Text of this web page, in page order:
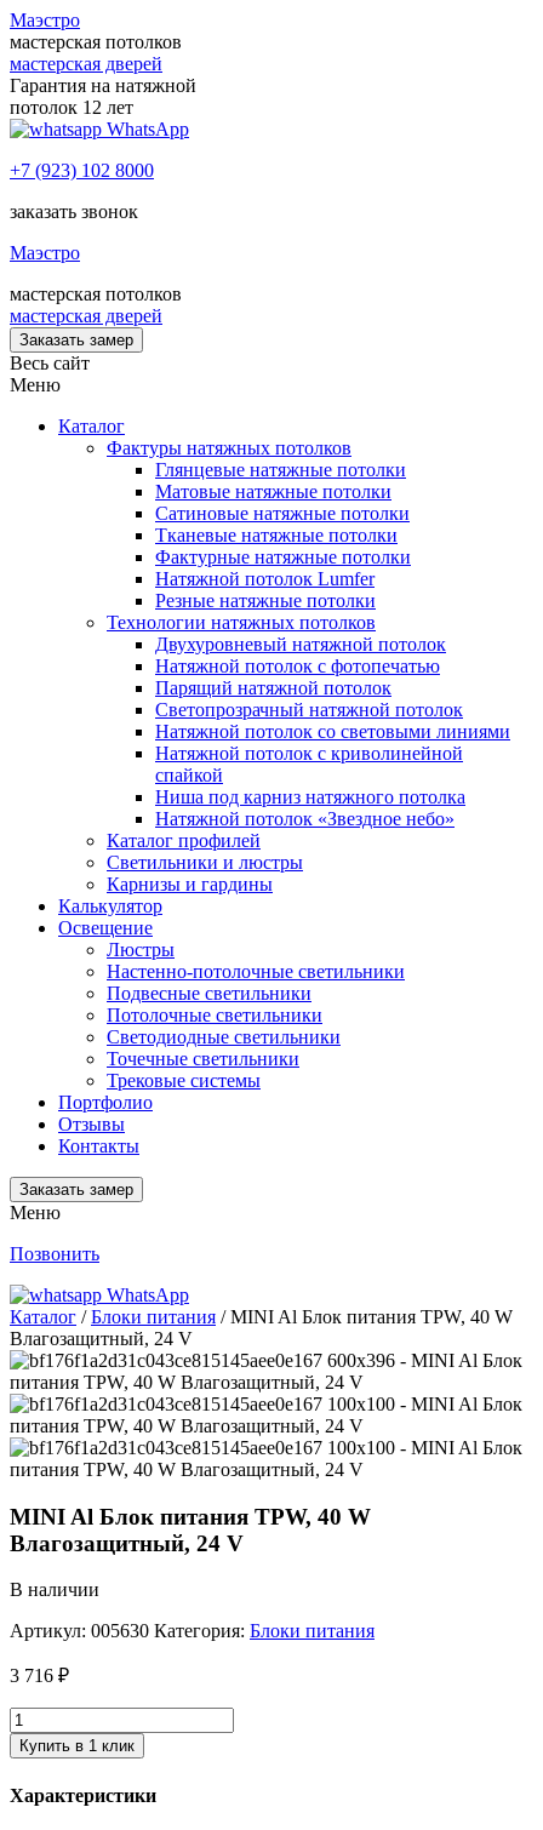
Маэстро
мастерская потолков
мастерская дверей
Гарантия на натяжной
потолок 12 лет
WhatsApp
+7 (923) 102 8000
заказать звонок
Маэстро
мастерская потолков
мастерская дверей
Заказать замер
Весь сайт
Меню
Каталог
Фактуры натяжных потолков
Глянцевые натяжные потолки
Матовые натяжные потолки
Сатиновые натяжные потолки
Тканевые натяжные потолки
Фактурные натяжные потолки
Натяжной потолок Lumfer
Резные натяжные потолки
Технологии натяжных потолков
Двухуровневый натяжной потолок
Натяжной потолок с фотопечатью
Парящий натяжной потолок
Светопрозрачный натяжной потолок
Натяжной потолок со световыми линиями
Натяжной потолок с криволинейной
спайкой
Ниша под карниз натяжного потолка
Натяжной потолок «Звездное небо»
Каталог профилей
Светильники и люстры
Карнизы и гардины
Калькулятор
Освещение
Люстры
Настенно-потолочные светильники
Подвесные светильники
Потолочные светильники
Светодиодные светильники
Точечные светильники
Трековые системы
Портфолио
Отзывы
Контакты
Заказать замер
Меню
Позвонить
WhatsApp
Каталог /Блоки питания / MINI Al Блок питания TPW, 40 W
Влагозащитный, 24 V
MINI Al Блок питания TPW, 40 W
Влагозащитный, 24 V
В наличии
Артикул: 005630 Категория: Блоки питания
3 716 ₽
Купить в 1 клик
Характеристики